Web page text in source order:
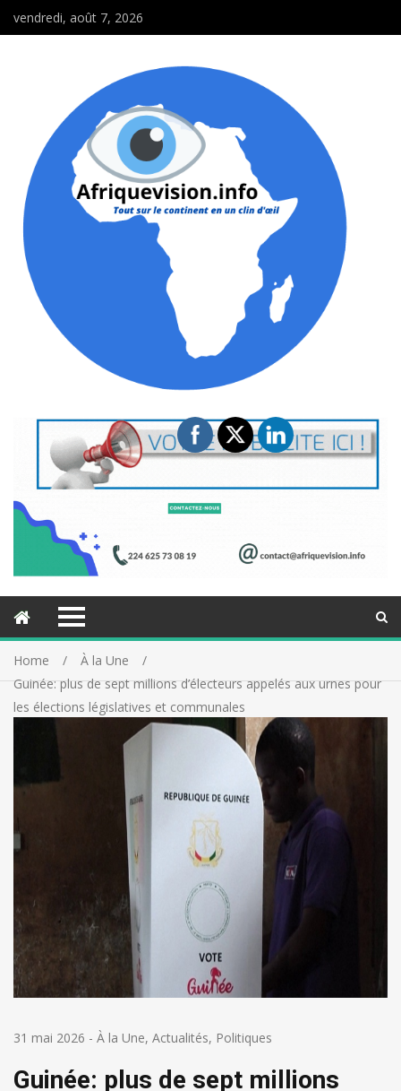
vendredi, août 7, 2026
Home
À la Une
Guinée: plus de sept millions d’électeurs appelés aux urnes pour
les élections législatives et communales
31 mai 2026 - À la Une, Actualités, Politiques
Guinée: plus de sept millions